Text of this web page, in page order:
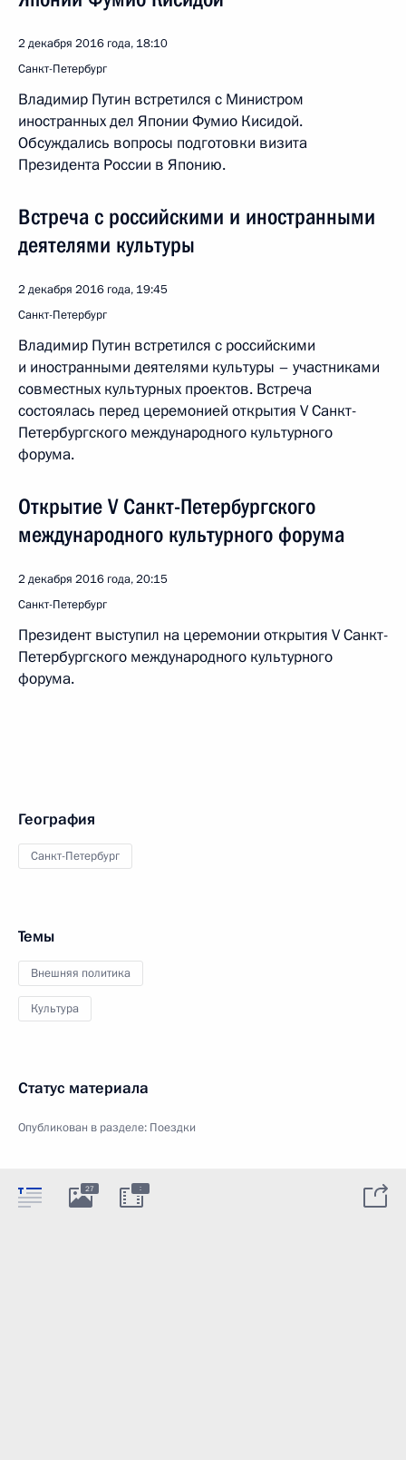
2 декабря 2016 года, 18:10
Санкт-Петербург
Владимир Путин встретился с Министром
иностранных дел Японии Фумио Кисидой.
Обсуждались вопросы подготовки визита
Президента России в Японию.
Встреча с российскими и иностранными
деятелями культуры
2 декабря 2016 года, 19:45
Санкт-Петербург
Владимир Путин встретился с российскими
и иностранными деятелями культуры – участниками
совместных культурных проектов. Встреча
состоялась перед церемонией открытия V Санкт-
Петербургского международного культурного
форума.
Открытие V Санкт-Петербургского
международного культурного форума
2 декабря 2016 года, 20:15
Санкт-Петербург
Президент выступил на церемонии открытия V Санкт-
Петербургского международного культурного
форума.
География
Санкт-Петербург
Темы
Внешняя политика
Культура
Статус материала
Опубликован в разделе: Поездки
27 :